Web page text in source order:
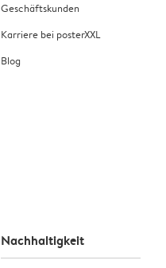
Geschäftskunden
Karriere bei posterXXL
Blog
Nachhaltigkeit